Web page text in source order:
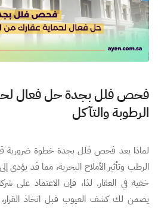
فحص فلل بجدة حل فعال
الرطوبة والتآكل
لماذا يعد فحص فلل بجدة خطوة ضرورية
الرطب وتأثير الأملاح البحرية، مما قد
خفية في العقار. لذا، فإن الاعتماد على
يضمن لك كشف العيوب قبل اتخاذ